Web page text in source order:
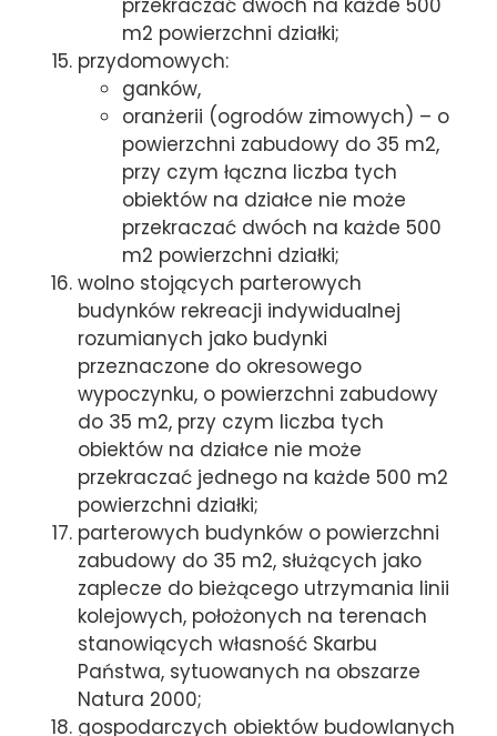
przekraczać dwóch na każde 500
m2 powierzchni działki;
przydomowych:
ganków,
oranżerii (ogrodów zimowych) – o
powierzchni zabudowy do 35 m2,
przy czym łączna liczba tych
obiektów na działce nie może
przekraczać dwóch na każde 500
m2 powierzchni działki;
wolno stojących parterowych
budynków rekreacji indywidualnej
rozumianych jako budynki
przeznaczone do okresowego
wypoczynku, o powierzchni zabudowy
do 35 m2, przy czym liczba tych
obiektów na działce nie może
przekraczać jednego na każde 500 m2
powierzchni działki;
parterowych budynków o powierzchni
zabudowy do 35 m2, służących jako
zaplecze do bieżącego utrzymania linii
kolejowych, położonych na terenach
stanowiących własność Skarbu
Państwa, sytuowanych na obszarze
Natura 2000;
gospodarczych obiektów budowlanych